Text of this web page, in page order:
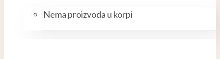
Nema proizvoda u korpi